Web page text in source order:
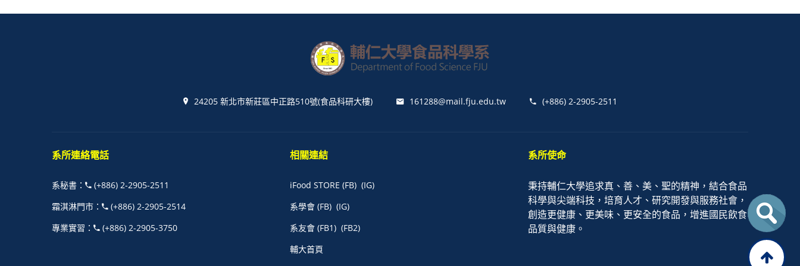
24205 新北市新莊區中正路510號(食品科研大樓) 161288@mail.fju.edu.tw (+886) 2-2905-2511
系所連絡電話
系秘書 ：
(+886) 2-2905-2511
霜淇淋門市 ：
(+886) 2-2905-2514
專業實習 ： (+886) 2-2905-3750
相關連結
iFood STORE (FB) (IG)
系學會 (FB) (IG)
系友會 (FB1) (FB2)
輔大首頁
系所使命
秉持輔仁大學追求真、善、美、聖的精神，結合食品
科學與尖端科技，培育人才、研究開發與服務社會，
創造更健康、更美味、更安全的食品，增進國民飲食
品質與健康。